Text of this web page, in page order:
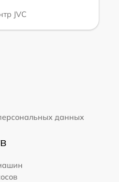
JVC
данных